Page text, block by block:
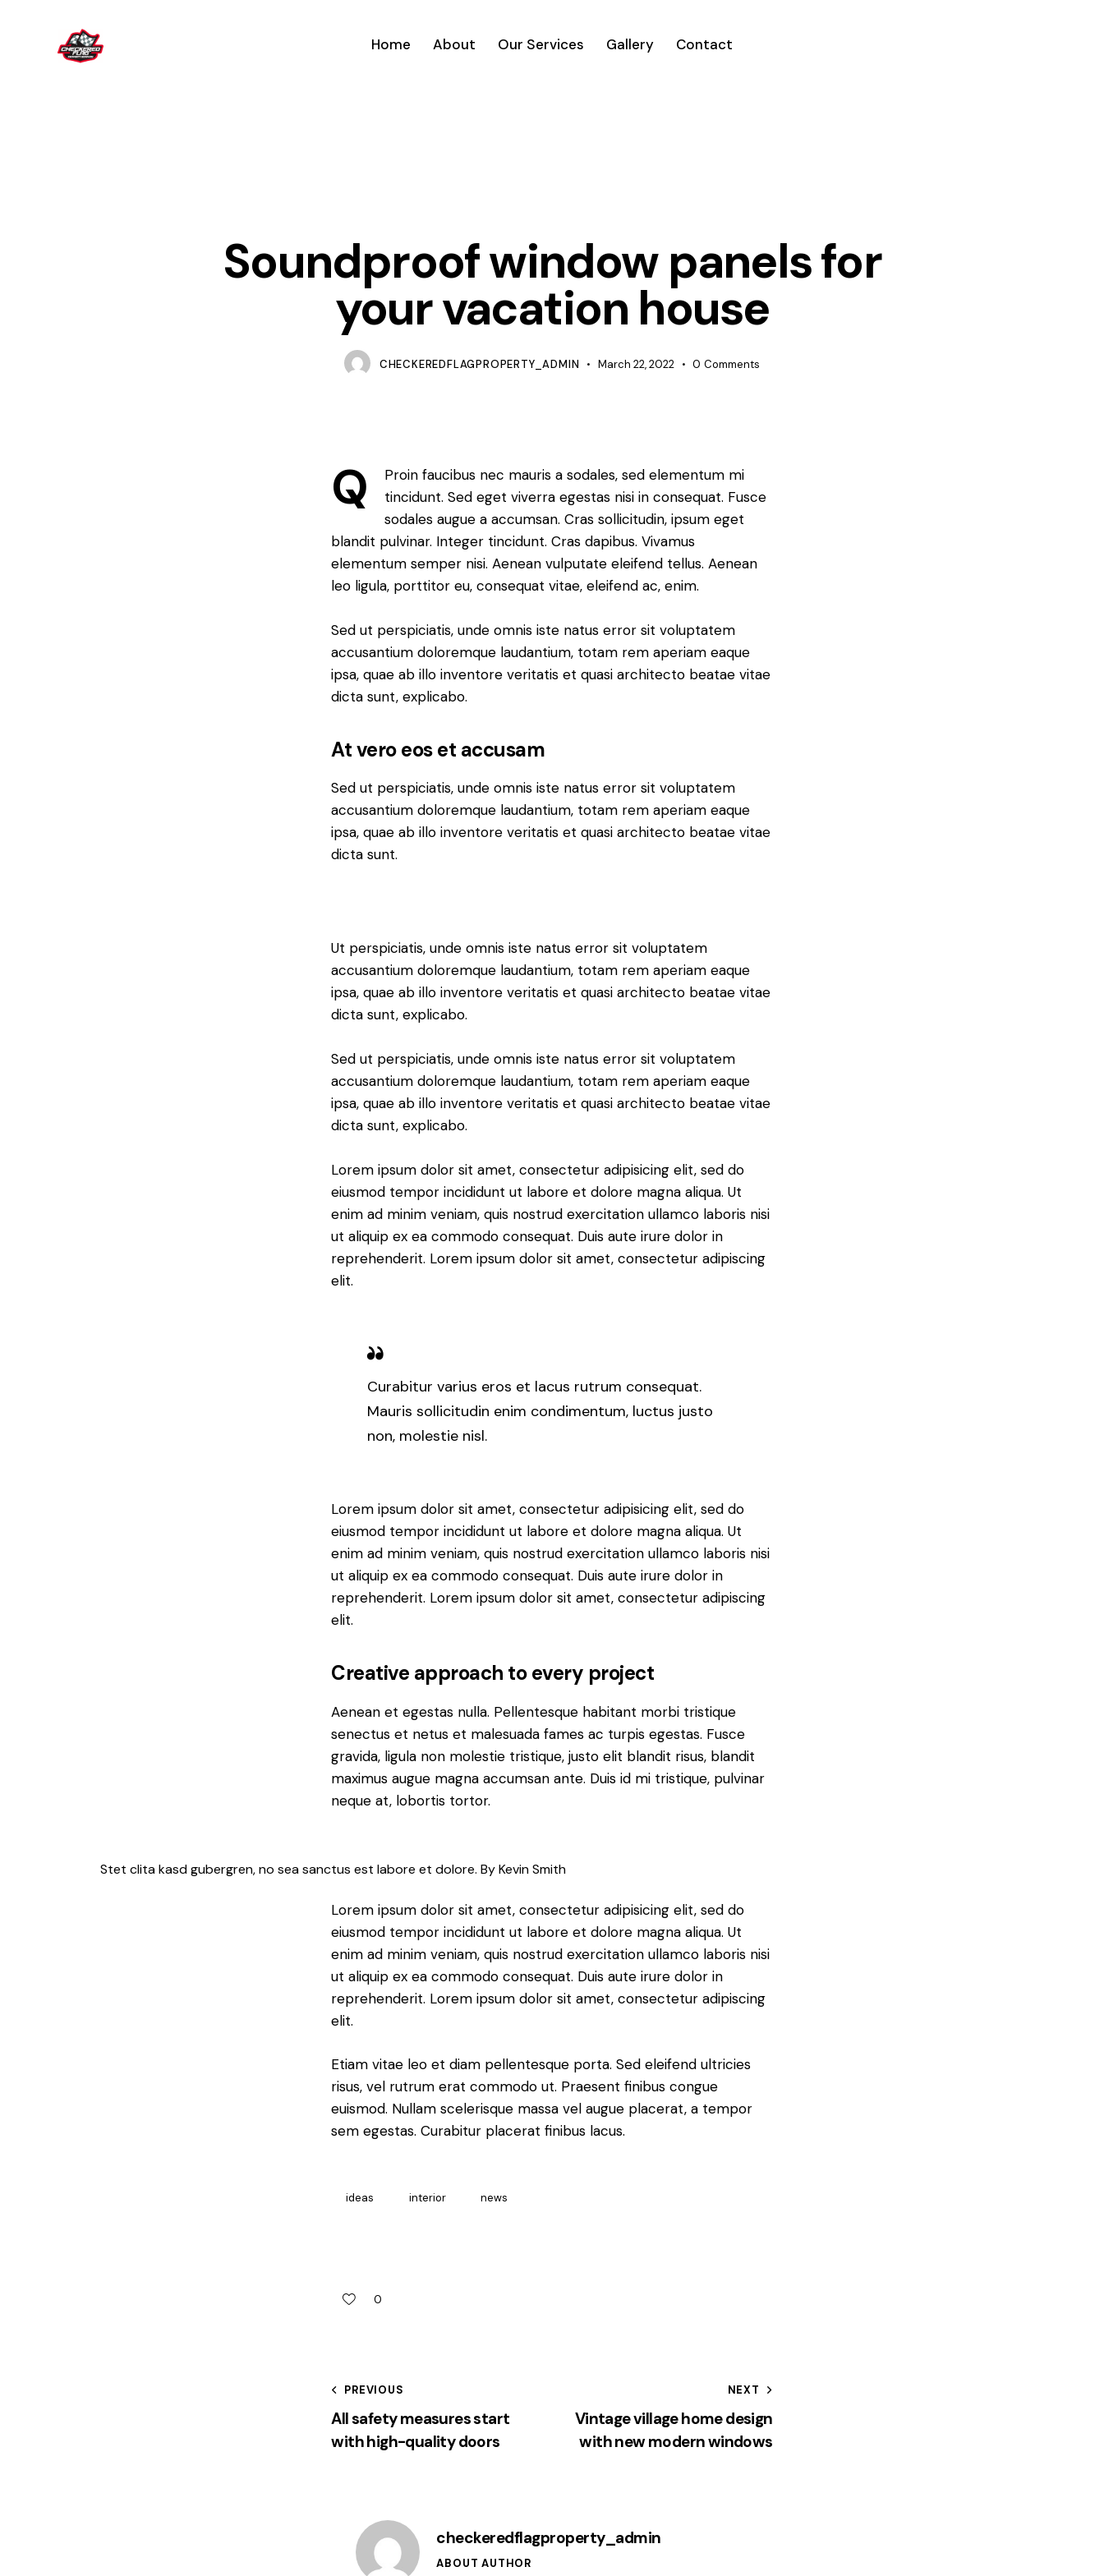
Home About Our Services Gallery Contact
Soundproof window panels for
your vacation house
CHECKEREDFLAGPROPERTY_ADMIN March 22, 2022 0 Comments
Q
Proin faucibus nec mauris a sodales, sed elementum mi
tincidunt. Sed eget viverra egestas nisi in consequat. Fusce
sodales augue a accumsan. Cras sollicitudin, ipsum eget
blandit pulvinar. Integer tincidunt. Cras dapibus. Vivamus
elementum semper nisi. Aenean vulputate eleifend tellus. Aenean
leo ligula, porttitor eu, consequat vitae, eleifend ac, enim.
Sed ut perspiciatis, unde omnis iste natus error sit voluptatem
accusantium doloremque laudantium, totam rem aperiam eaque
ipsa, quae ab illo inventore veritatis et quasi architecto beatae vitae
dicta sunt, explicabo.
At vero eos et accusam
Sed ut perspiciatis, unde omnis iste natus error sit voluptatem
accusantium doloremque laudantium, totam rem aperiam eaque
ipsa, quae ab illo inventore veritatis et quasi architecto beatae vitae
dicta sunt.
Ut perspiciatis, unde omnis iste natus error sit voluptatem
accusantium doloremque laudantium, totam rem aperiam eaque
ipsa, quae ab illo inventore veritatis et quasi architecto beatae vitae
dicta sunt, explicabo.
Sed ut perspiciatis, unde omnis iste natus error sit voluptatem
accusantium doloremque laudantium, totam rem aperiam eaque
ipsa, quae ab illo inventore veritatis et quasi architecto beatae vitae
dicta sunt, explicabo.
Lorem ipsum dolor sit amet, consectetur adipisicing elit, sed do
eiusmod tempor incididunt ut labore et dolore magna aliqua. Ut
enim ad minim veniam, quis nostrud exercitation ullamco laboris nisi
ut aliquip ex ea commodo consequat. Duis aute irure dolor in
reprehenderit. Lorem ipsum dolor sit amet, consectetur adipiscing
elit.
Curabitur varius eros et lacus rutrum consequat.
Mauris sollicitudin enim condimentum, luctus justo
non, molestie nisl.
Lorem ipsum dolor sit amet, consectetur adipisicing elit, sed do
eiusmod tempor incididunt ut labore et dolore magna aliqua. Ut
enim ad minim veniam, quis nostrud exercitation ullamco laboris nisi
ut aliquip ex ea commodo consequat. Duis aute irure dolor in
reprehenderit. Lorem ipsum dolor sit amet, consectetur adipiscing
elit.
Creative approach to every project
Aenean et egestas nulla. Pellentesque habitant morbi tristique
senectus et netus et malesuada fames ac turpis egestas. Fusce
gravida, ligula non molestie tristique, justo elit blandit risus, blandit
maximus augue magna accumsan ante. Duis id mi tristique, pulvinar
neque at, lobortis tortor.
Stet clita kasd gubergren, no sea sanctus est labore et dolore. ByKevin Smith
Lorem ipsum dolor sit amet, consectetur adipisicing elit, sed do
eiusmod tempor incididunt ut labore et dolore magna aliqua. Ut
enim ad minim veniam, quis nostrud exercitation ullamco laboris nisi
ut aliquip ex ea commodo consequat. Duis aute irure dolor in
reprehenderit. Lorem ipsum dolor sit amet, consectetur adipiscing
elit.
Etiam vitae leo et diam pellentesque porta. Sed eleifend ultricies
risus, vel rutrum erat commodo ut. Praesent finibus congue
euismod. Nullam scelerisque massa vel augue placerat, a tempor
sem egestas. Curabitur placerat finibus lacus.
ideas interior news
0
PREVIOUS
All safety measures start
with high-quality doors
NEXT
Vintage village home design
with new modern windows
checkeredflagproperty_admin
ABOUT AUTHOR